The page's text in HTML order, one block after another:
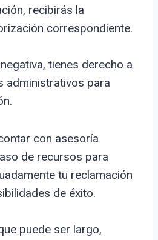
recibirás la
correspondiente.
tienes derecho a
administrativos para
con asesoría
de recursos para
tu reclamación
de éxito.
puede ser largo,